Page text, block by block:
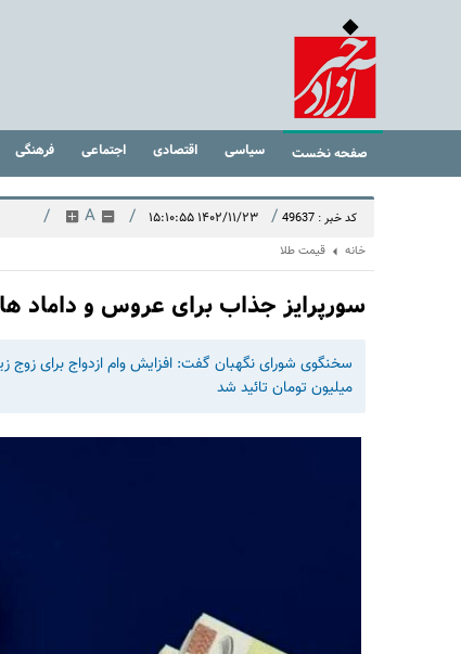
صفحه نخست سیاسی اقتصادی اجتماعی فرهنگی
کد خبر : 49637 / ۱۴۰۲/۱۱/۲۳ ۱۵:۱۰:۵۵ /
A
/
خانه قیمت طلا
سورپرایز جذاب برای عروس و داماد ها | وام ازدواج
میلیون تومان تائید شد